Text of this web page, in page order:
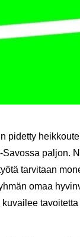
pi­det­ty
pal­jon.
tar­vi­taan
omaa